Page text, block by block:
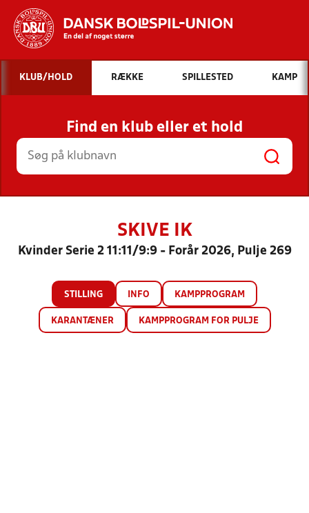
Hvad vil du søge efter?
INDHOLD OG NYHEDER
STILLINGER, RESULTATER, KLUBBER OG
HOLD
KLUB/HOLD RÆKKE SPILLESTED KAMP
Find en klub eller et hold
SKIVE IK
Kvinder Serie 2 11:11/9:9 - Forår 2026, Pulje 269
STILLING INFO KAMPPROGRAM
KARANTÆNER KAMPPROGRAM FOR PULJE